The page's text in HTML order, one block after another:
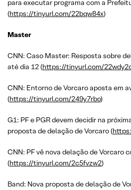
para executar programa com a
(https://tinyurl.com/22bqw84x)
Master
CNN: Caso Master: Resposta sobre
até dia 12 (https://tinyurl.com/
CNN: Entorno de Vorcaro aposta em
(https://tinyurl.com/249y7rbo)
G1: PF e PGR devem decidir na
proposta de delação de Vorcaro (
CNN: PF vê nova delação de Vorcaro
(https://tinyurl.com/2c5fvzw2)
Band: Nova proposta de delação de